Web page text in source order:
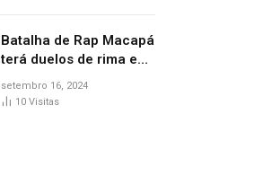
Batalha de Rap Macapá
terá duelos de rima e
venda de comidas
típicas no Mercado
setembro 16, 2024
10 Visitas